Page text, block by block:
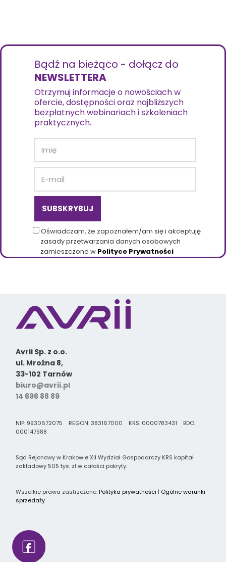
Bądź na bieżąco - dołącz do
NEWSLETTERA
Otrzymuj informacje o nowościach w
ofercie, dostępności oraz najbliższych
bezpłatnych webinariach i szkoleniach
praktycznych.
Oświadczam, że zapoznałem/am się i akceptuję
zasady przetwarzania danych osobowych
zamieszczone w Polityce Prywatności
Avrii Sp. z o.o.
ul. Mroźna 8,
33-102 Tarnów
biuro@avrii.pl
14 696 88 89
NIP: 9930672075 REGON: 383167000 KRS: 0000783431 BDO:
000147988
Sąd Rejonowy w Krakowie XII Wydział Gospodarczy KRS kapitał
zakładowy 505 tys. zł w całości pokryty.
Wszelkie prawa zastrzeżone. Polityka prywatności | Ogólne warunki
sprzedaży